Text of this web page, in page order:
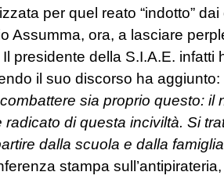
per quel reato “indotto”
Assumma, ora, a lasciare
presidente della S.I.A.E. infatti
il suo discorso ha aggiunto:
sia proprio questo: il
di questa inciviltà. Si
dalla scuola e dalla
stampa